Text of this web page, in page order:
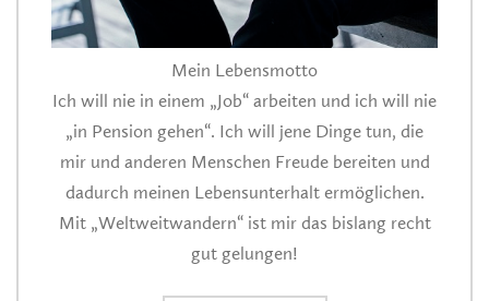
Mein Lebensmotto
Ich will nie in einem „Job“ arbeiten und ich will nie
„in Pension gehen“. Ich will jene Dinge tun, die
mir und anderen Menschen Freude bereiten und
dadurch meinen Lebensunterhalt ermöglichen.
Mit „Weltweitwandern“ ist mir das bislang recht
gut gelungen!